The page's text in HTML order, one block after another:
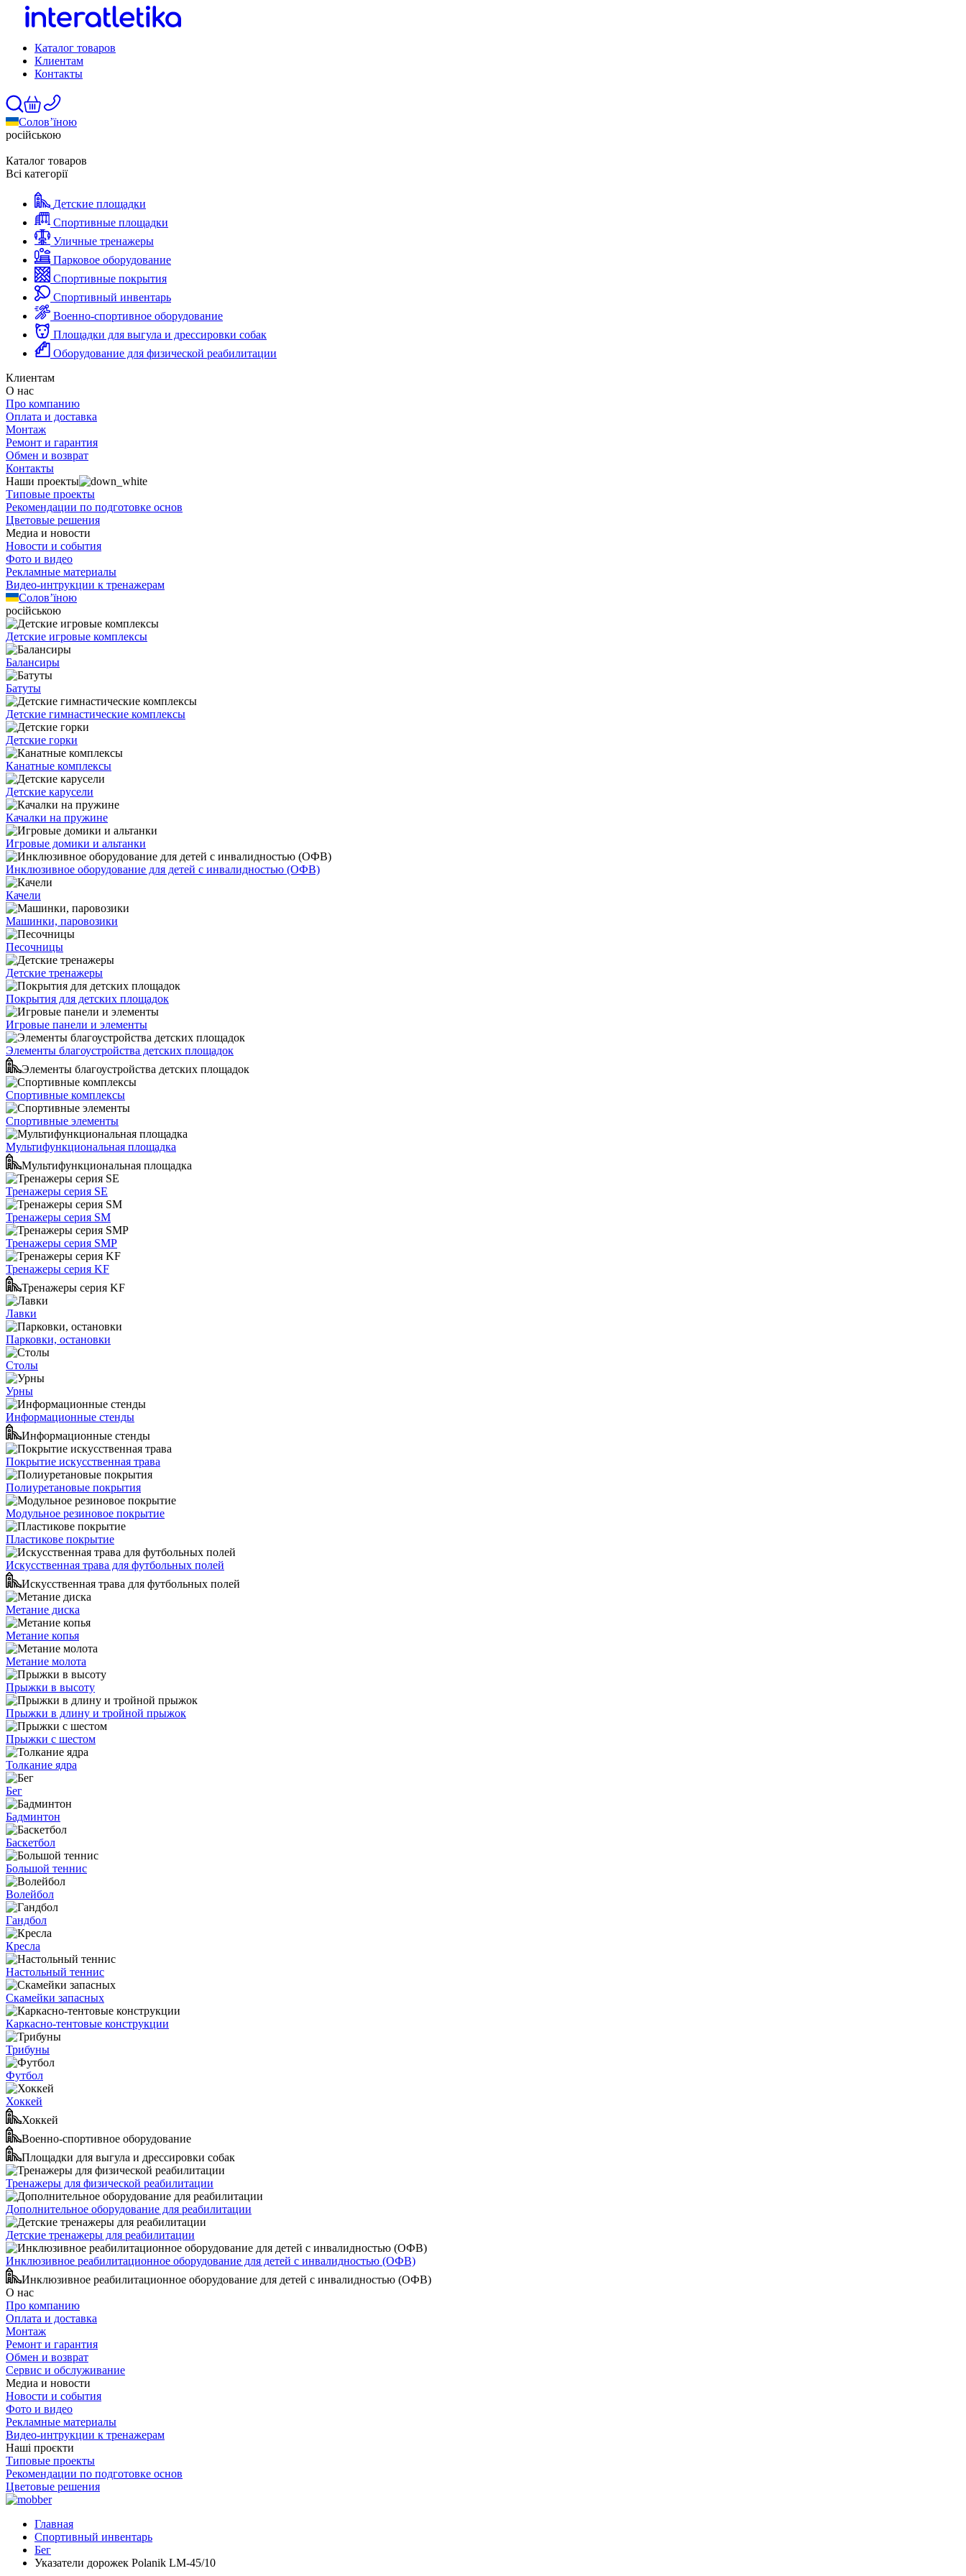
Каталог товаров
Клиентам
Контакты
Солов’їною
російською
Каталог товаров
Всі категорії
Детские площадки
Спортивные площадки
Уличные тренажеры
Парковое оборудование
Спортивные покрытия
Спортивный инвентарь
Военно-спортивное оборудование
Площадки для выгула и дрессировки собак
Оборудование для физической реабилитации
Клиентам
О нас
Про компанию
Оплата и доставка
Монтаж
Ремонт и гарантия
Обмен и возврат
Контакты
Наши проекты
Типовые проекты
Рекомендации по подготовке основ
Цветовые решения
Медиа и новости
Новости и события
Фото и видео
Рекламные материалы
Видео-интрукции к тренажерам
Солов’їною
російською
Детские игровые комплексы
Балансиры
Батуты
Детские гимнастические комплексы
Детские горки
Канатные комплексы
Детские карусели
Качалки на пружине
Игровые домики и альтанки
Инклюзивное оборудование для детей с инвалидностью (ОФВ)
Качели
Машинки, паровозики
Песочницы
Детские тренажеры
Покрытия для детских площадок
Игровые панели и элементы
Элементы благоустройства детских площадок
Элементы благоустройства детских площадок
Спортивные комплексы
Спортивные элементы
Мультифункциональная площадка
Мультифункциональная площадка
Тренажеры серия SE
Тренажеры серия SM
Тренажеры серия SMP
Тренажеры серия KF
Тренажеры серия KF
Лавки
Парковки, остановки
Столы
Урны
Информационные стенды
Информационные стенды
Покрытие искусственная трава
Полиуретановые покрытия
Модульное резиновое покрытие
Пластикове покрытие
Искусственная трава для футбольных полей
Искусственная трава для футбольных полей
Метание диска
Метание копья
Метание молота
Прыжки в высоту
Прыжки в длину и тройной прыжок
Прыжки с шестом
Толкание ядра
Бег
Бадминтон
Баскетбол
Большой теннис
Волейбол
Гандбол
Кресла
Настольный теннис
Скамейки запасных
Каркасно-тентовые конструкции
Трибуны
Футбол
Хоккей
Хоккей
Военно-спортивное оборудование
Площадки для выгула и дрессировки собак
Тренажеры для физической реабилитации
Дополнительное оборудование для реабилитации
Детские тренажеры для реабилитации
Инклюзивное реабилитационное оборудование для детей с инвалидностью (ОФВ)
Инклюзивное реабилитационное оборудование для детей с инвалидностью (ОФВ)
О нас
Про компанию
Оплата и доставка
Монтаж
Ремонт и гарантия
Обмен и возврат
Сервис и обслуживание
Медиа и новости
Новости и события
Фото и видео
Рекламные материалы
Видео-интрукции к тренажерам
Наші проєкти
Типовые проекты
Рекомендации по подготовке основ
Цветовые решения
Главная
Спортивный инвентарь
Бег
Указатели дорожек Polanik LM-45/10